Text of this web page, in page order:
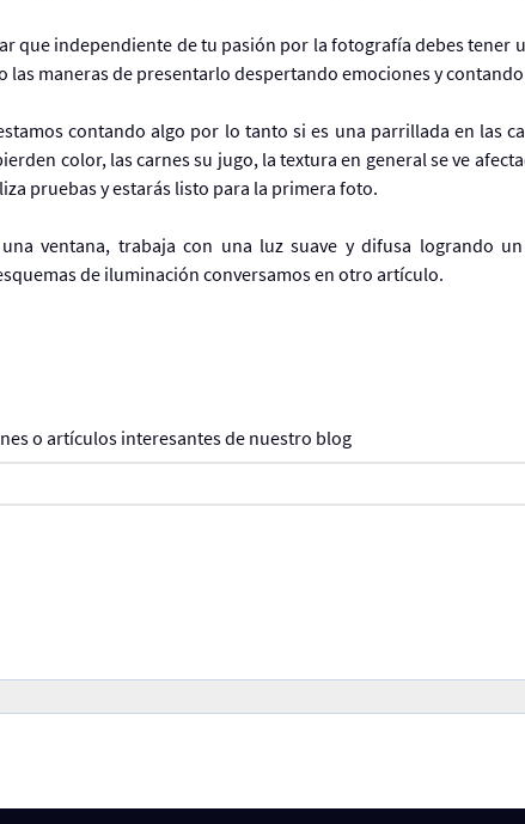
que independiente de tu pasión por la fotografía debes tener
maneras de presentarlo despertando emociones y
contando algo por lo tanto si es una parrillada en las
color, las carnes su jugo, la textura en general se ve
pruebas y estarás listo para la primera foto.
ventana, trabaja con una luz suave y difusa logrando
de iluminación conversamos en otro artículo.
o artículos interesantes de nuestro blog